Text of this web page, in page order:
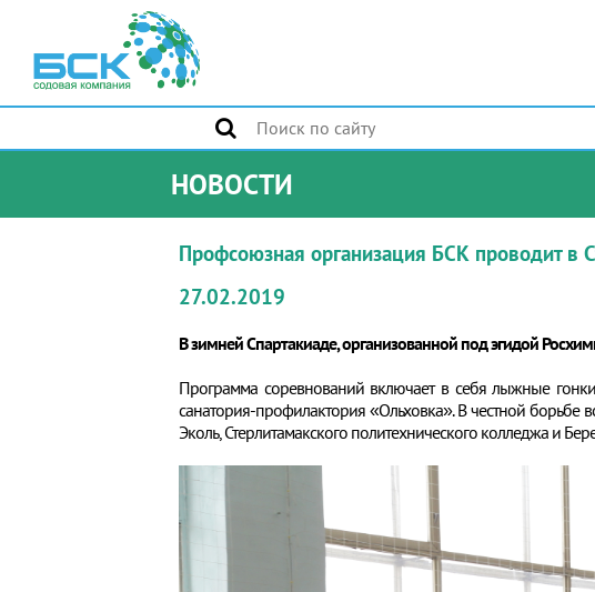
НОВОСТИ
Профсоюзная организация БСК проводит в
27.02.2019
В зимней Спартакиаде, организованной под эгидой
Программа соревнований включает в себя лыжные
санатория-профилактория «Ольховка». В честной
Эколь, Стерлитамакского политехнического колледжа и